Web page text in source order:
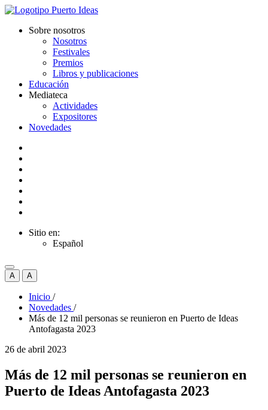
Sobre nosotros
Nosotros
Festivales
Premios
Libros y publicaciones
Educación
Mediateca
Actividades
Expositores
Novedades
Sitio en:
Español
A A
Inicio /
Novedades /
Más de 12 mil personas se reunieron en Puerto de Ideas
Antofagasta 2023
26 de abril 2023
Más de 12 mil personas se reunieron en
Puerto de Ideas Antofagasta 2023